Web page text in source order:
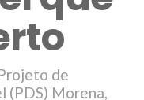
de
(PDS) Morena,